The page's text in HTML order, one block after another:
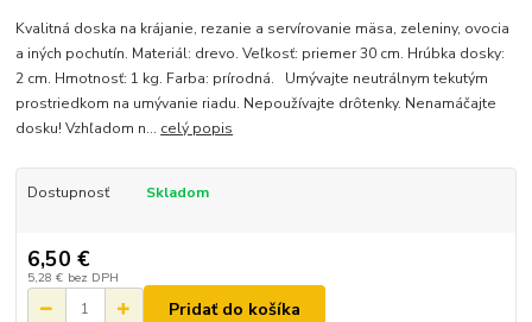
Kvalitná doska na krájanie, rezanie a servírovanie mäsa, zeleniny, ovocia
a iných pochutín. Materiál: drevo. Veľkosť: priemer 30 cm. Hrúbka dosky:
2 cm. Hmotnosť: 1 kg. Farba: prírodná. Umývajte neutrálnym tekutým
prostriedkom na umývanie riadu. Nepoužívajte drôtenky. Nenamáčajte
dosku! Vzhľadom n... celý popis
Dostupnosť Skladom
6,50 €
5,28 € bez DPH
Pridať do košíka